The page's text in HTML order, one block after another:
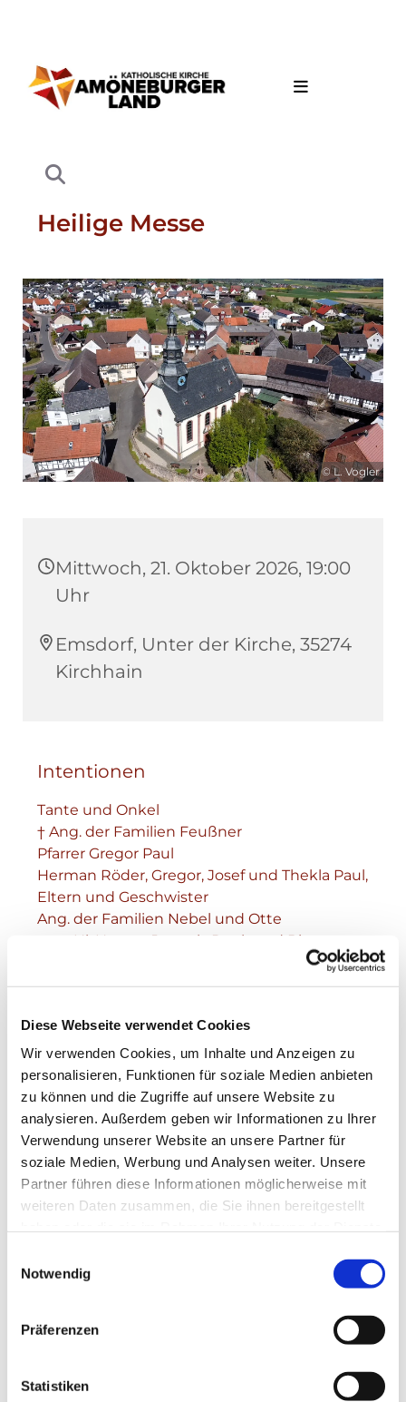
Diese Webseite verwendet Cookies
Wir verwenden Cookies, um Inhalte und Anzeigen zu
personalisieren, Funktionen für soziale Medien anbieten
zu können und die Zugriffe auf unsere Website zu
analysieren. Außerdem geben wir Informationen zu Ihrer
Verwendung unserer Website an unsere Partner für
soziale Medien, Werbung und Analysen weiter. Unsere
Partner führen diese Informationen möglicherweise mit
weiteren Daten zusammen, die Sie ihnen bereitgestellt
Notwendig
Präferenzen
Statistiken
Heilige Messe
© L. Vogler
Mittwoch, 21. Oktober 2026, 19:00
Uhr
Emsdorf, Unter der Kirche, 35274
Kirchhain
Intentionen
Tante und Onkel
† Ang. der Familien Feußner
Pfarrer Gregor Paul
Herman Röder, Gregor, Josef und Thekla Paul,
Eltern und Geschwister
Ang. der Familien Nebel und Otte
zum Hl. Herzen Jesu als Dank und Bitte um
Lioba und Alfred Schmitt und Ang.
Karl, Regula und Ingeborg Biecker